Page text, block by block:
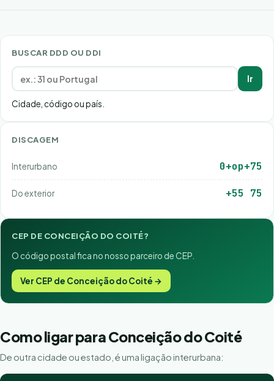
BUSCAR DDD OU DDI
Ir
Cidade, código ou país.
DISCAGEM
Interurbano 0+op+75
Do exterior +55 75
CEP DE CONCEIÇÃO DO COITÉ?
O código postal fica no nosso parceiro de CEP.
Ver CEP de Conceição do Coité →
Como ligar para Conceição do Coité
De outra cidade ou estado, é uma ligação interurbana: